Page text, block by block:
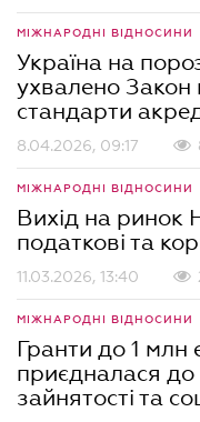
МІЖНАРОДНІ ВІДНОСИНИ
Україна на
ухвалено Закон
стандарти
8.04.2026, 09:17
МІЖНАРОДНІ ВІДНОСИНИ
Вихід на ринок
податкові та
11.03.2026, 13:40
МІЖНАРОДНІ ВІДНОСИНИ
Гранти до 1 млн
приєдналася
зайнятості та